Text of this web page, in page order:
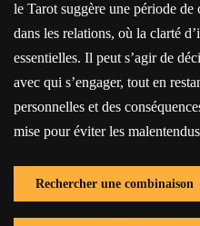
le Tarot suggère une période
dans les relations, où la clarté
essentielles. Il peut s’agir de
avec qui s’engager, tout en
personnelles et des
mise pour éviter les
Rechercher une combinaison